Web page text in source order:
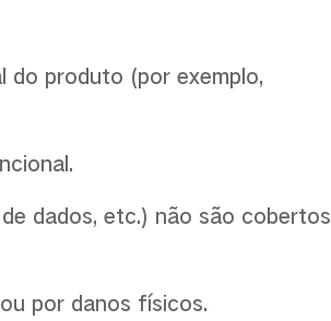
do produto (por exemplo,
dados, etc.) não são cobertos
por danos físicos.